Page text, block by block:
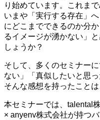
り始めています。これま
いまや「実行する存在」
にどこまでできるのか分
るイメージが湧かない」
しょうか？
そして、多くのセミナー
ない」「真似したいと思
そんな感想を持ったこと
本セミナーでは、talental
× anyenv株式会社が持つ